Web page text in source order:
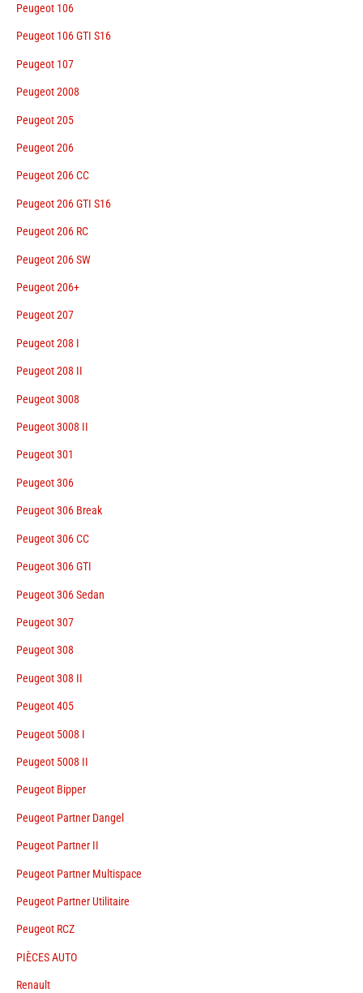
Peugeot 106
Peugeot 106 GTI S16
Peugeot 107
Peugeot 2008
Peugeot 205
Peugeot 206
Peugeot 206 CC
Peugeot 206 GTI S16
Peugeot 206 RC
Peugeot 206 SW
Peugeot 206+
Peugeot 207
Peugeot 208 I
Peugeot 208 II
Peugeot 3008
Peugeot 3008 II
Peugeot 301
Peugeot 306
Peugeot 306 Break
Peugeot 306 CC
Peugeot 306 GTI
Peugeot 306 Sedan
Peugeot 307
Peugeot 308
Peugeot 308 II
Peugeot 405
Peugeot 5008 I
Peugeot 5008 II
Peugeot Bipper
Peugeot Partner Dangel
Peugeot Partner II
Peugeot Partner Multispace
Peugeot Partner Utilitaire
Peugeot RCZ
PIÈCES AUTO
Renault